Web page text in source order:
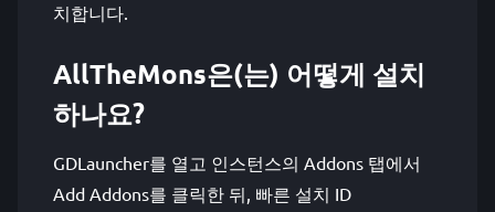
치합니다.
AllTheMons은(는) 어떻게 설치
하나요?
GDLauncher를 열고 인스턴스의 Addons 탭에서
Add Addons를 클릭한 뒤, 빠른 설치 ID